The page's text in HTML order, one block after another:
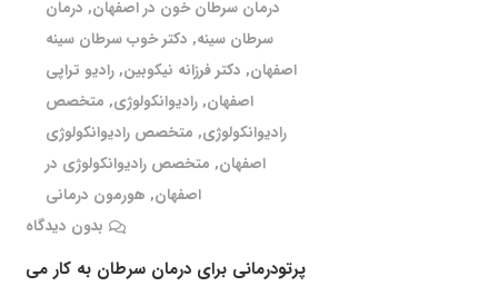
درمان سرطان خون در اصفهان, درمان
سرطان سینه, دکتر خوب سرطان سینه
اصفهان, دکتر فرزانه نیکوبین,رادیو تراپی
اصفهان,رادیوانکولوژی, متخصص
رادیوانکولوژی, متخصص رادیوانکولوژی
اصفهان, متخصص رادیوانکولوژی در
اصفهان, هورمون درمانی
بدون دیدگاه
پرتودرمانی برای درمان سرطان به کار می